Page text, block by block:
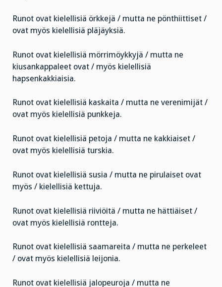
Runot ovat kielellisiä örkkejä / mutta ne pönthiittiset /
ovat myös kielellisiä pläjäyksiä.
Runot ovat kielellisiä mörrimöykkyjä / mutta ne
kiusankappaleet ovat / myös kielellisiä
hapsenkakkiaisia.
Runot ovat kielellisiä kaskaita / mutta ne verenimijät /
ovat myös kielellisiä punkkeja.
Runot ovat kielellisiä petoja / mutta ne kakkiaiset /
ovat myös kielellisiä turskia.
Runot ovat kielellisiä susia / mutta ne pirulaiset ovat
myös / kielellisiä kettuja.
Runot ovat kielellisiä riiviöitä / mutta ne hättiäiset /
ovat myös kielellisiä rontteja.
Runot ovat kielellisiä saamareita / mutta ne perkeleet
/ ovat myös kielellisiä leijonia.
Runot ovat kielellisiä jalopeuroja / mutta ne